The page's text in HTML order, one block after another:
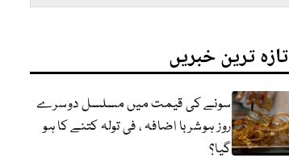
تازہ ترین خبریں
سونے کی قیمت میں مسلسل دوسرے
روز ہوشربا اضافہ ، فی تولہ کتنے کا ہو
گیا؟